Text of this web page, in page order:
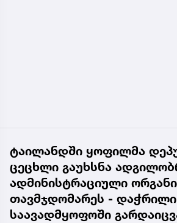
ტაილანდში ყოფილმა
ცეცხლი გაუხსნა
ადმინისტრაციული
თავმჯდომარეს - დაჭრილი
საავადმყოფოში